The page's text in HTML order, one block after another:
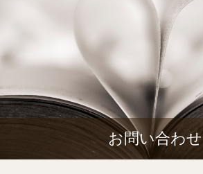
お問い合わせ